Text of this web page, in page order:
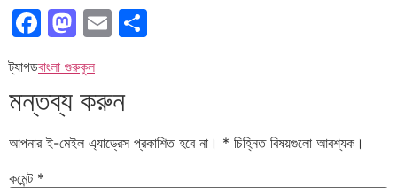
Facebook
Mastodon
Email
ট্যাগডবাংলা গুরুকুল
মন্তব্য করুন
আপনার ই-মেইল এ্যাড্রেস প্রকাশিত হবে না। * চিহ্নিত বিষয়গুলো আবশ্যক।
কমেন্ট *